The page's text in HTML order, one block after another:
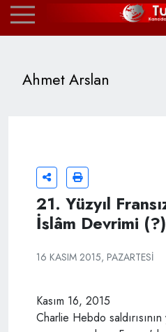
Ahmet Arslan
21. Yüzyıl
İslâm Devrimi (?)
16 KASIM 2015, PAZARTESI
Kasım 16, 2015
Charlie Hebdo